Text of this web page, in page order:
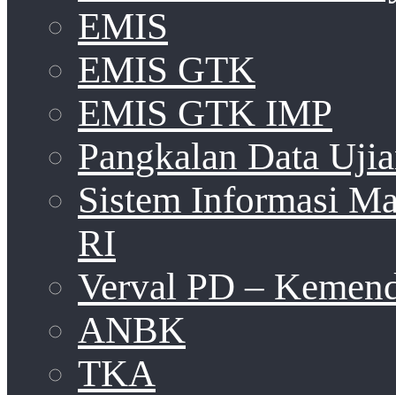
EMIS
EMIS GTK
EMIS GTK IMP
Pangkalan Data
Sistem Informasi
RI
Verval PD –
ANBK
TKA